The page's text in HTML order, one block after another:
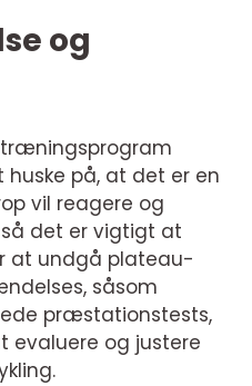
og
på, at det er en
vil reagere og
det er vigtigt at
at undgå plateau-
såsom
præstationstests,
evaluere og justere